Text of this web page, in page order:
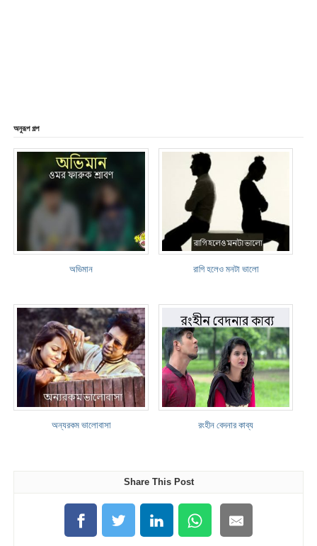
অনুরূপ গল্প
অভিমান রাগি হলেও মনটা ভালো
অন্যরকম ভালোবাসা রংহীন বেদনার কাব্য
Share This Post